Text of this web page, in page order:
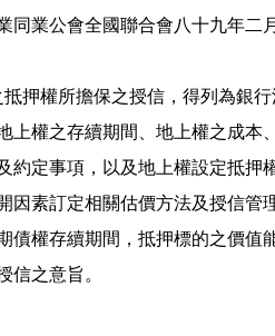
業同業公會全國聯合會八十九年二
之抵押權所擔保之授信，得列為銀
地上權之存續期間、地上權之成本
及約定事項，以及地上權設定抵押
開因素訂定相關估價方法及授信管
期債權存續期間，抵押標的之價值
信之意旨。